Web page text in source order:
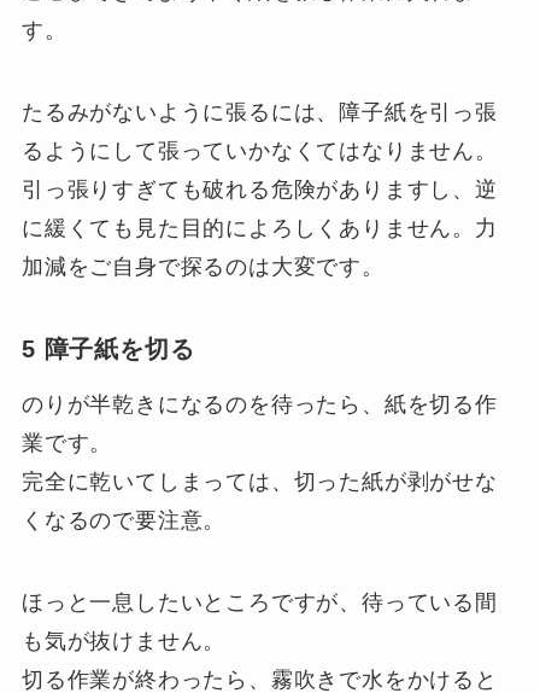
す。
たるみがないように張るには、障子紙を引っ張
るようにして張っていかなくてはなりません。
引っ張りすぎても破れる危険がありますし、逆
に緩くても見た目的によろしくありません。力
加減をご自身で探るのは大変です。
5 障子紙を切る
のりが半乾きになるのを待ったら、紙を切る作
業です。
完全に乾いてしまっては、切った紙が剥がせな
くなるので要注意。
ほっと一息したいところですが、待っている間
も気が抜けません。
切る作業が終わったら、霧吹きで水をかけると